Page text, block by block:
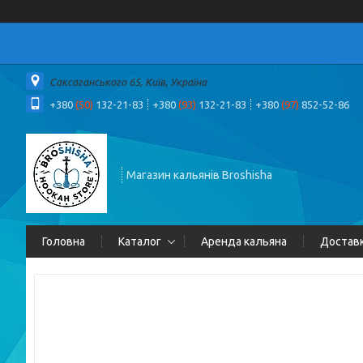
Саксаганського 65, Київ, Україна
+380 (50) 132-21-83 +380 (93) 132-21-83 +380 (97) 852-52-86
Магазин кальянів Broshisha
Головна Каталог Аренда кальяна